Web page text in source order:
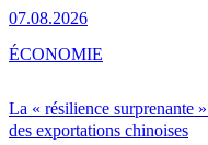
07.08.2026
La « résilience surprenante
des exportations chinoises
ÉCONOMIE